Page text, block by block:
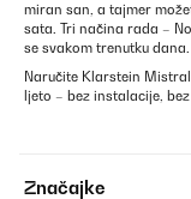
miran san, a tajmer
sata. Tri načina rada –
se svakom trenutku dana.
Naručite Klarstein
ljeto – bez instalacije,
Značajke